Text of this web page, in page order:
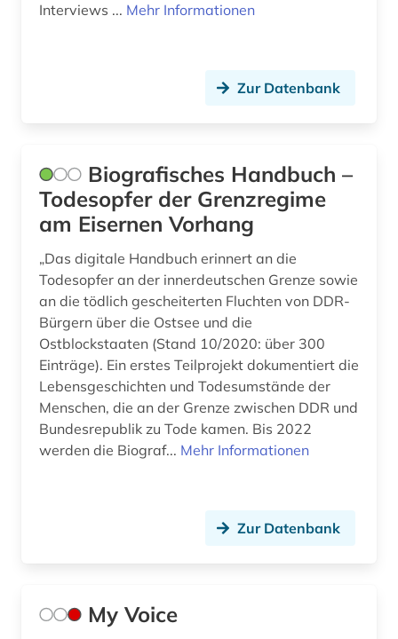
Interviews ... Mehr Informationen
Zur Datenbank
Biografisches Handbuch –
Todesopfer der Grenzregime
am Eisernen Vorhang
„Das digitale Handbuch erinnert an die
Todesopfer an der innerdeutschen Grenze sowie
an die tödlich gescheiterten Fluchten von DDR-
Bürgern über die Ostsee und die
Ostblockstaaten (Stand 10/2020: über 300
Einträge). Ein erstes Teilprojekt dokumentiert die
Lebensgeschichten und Todesumstände der
Menschen, die an der Grenze zwischen DDR und
Bundesrepublik zu Tode kamen. Bis 2022
werden die Biograf... Mehr Informationen
Zur Datenbank
My Voice